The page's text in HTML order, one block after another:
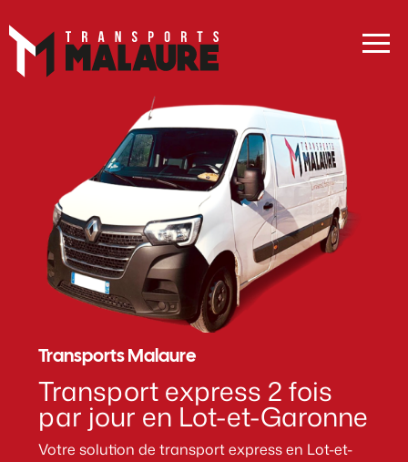
Transports Malaure
Transport express 2 fois
par jour en Lot-et-Garonne
Votre solution de transport express en Lot-et-